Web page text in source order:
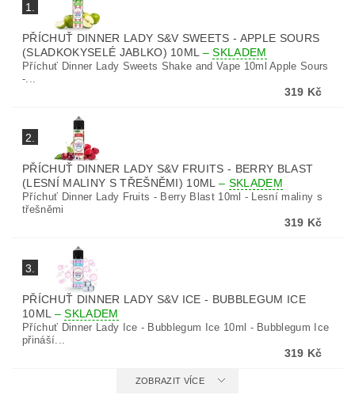
1.
PŘÍCHUŤ DINNER LADY S&V SWEETS - APPLE SOURS
(SLADKOKYSELÉ JABLKO) 10ML –SKLADEM
Příchuť Dinner Lady Sweets Shake and Vape 10ml Apple Sours
-...
319 Kč
2.
PŘÍCHUŤ DINNER LADY S&V FRUITS - BERRY BLAST
(LESNÍ MALINY S TŘEŠNĚMI) 10ML– SKLADEM
Příchuť Dinner Lady Fruits - Berry Blast 10ml - Lesní maliny s
třešněmi
319 Kč
3.
PŘÍCHUŤ DINNER LADY S&V ICE - BUBBLEGUM ICE
10ML –SKLADEM
Příchuť Dinner Lady Ice - Bubblegum Ice 10ml - Bubblegum Ice
přináší...
319 Kč
ZOBRAZIT VÍCE